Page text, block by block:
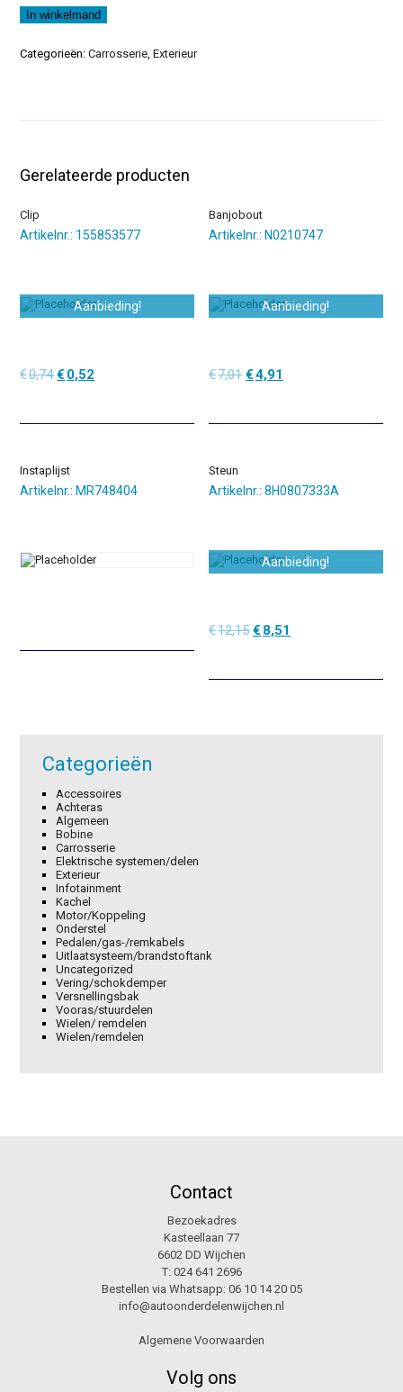
€0,88.€0,62.
Aanslagrubber
aantal
In winkelmand
Categorieën:Carrosserie ,Exterieur
Gerelateerde producten
Clip
Artikelnr.: 155853577
Aanbieding!
€0,74Oorspronkelijke
€0,74.
€ 0,52
€0,52.
Banjobout
Artikelnr.: N0210747
Aanbieding!
€7,01 Oorspronkelijke
€7,01.
€4,91
€4,91.
Instaplijst
Artikelnr.: MR748404
Steun
Artikelnr.: 8H0807333A
Aanbieding!
€12,15 Oorspronkelijke
€12,15.
€ 8,51
€8,51.
Categorieën
Accessoires
Achteras
Algemeen
Bobine
Carrosserie
Elektrische systemen/delen
Exterieur
Infotainment
Kachel
Motor/Koppeling
Onderstel
Pedalen/gas-/remkabels
Uitlaatsysteem/brandstoftank
Uncategorized
Vering/schokdemper
Versnellingsbak
Vooras/stuurdelen
Wielen/ remdelen
Wielen/remdelen
Contact
Bezoekadres
Kasteellaan 77
6602 DD Wijchen
T: 024 641 2696
Bestellen via Whatsapp: 06 10 14 20 05
info@autoonderdelenwijchen.nl
Algemene Voorwaarden
Volg ons